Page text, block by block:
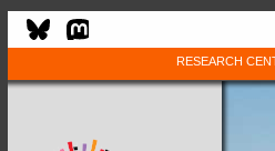
RESEARCH